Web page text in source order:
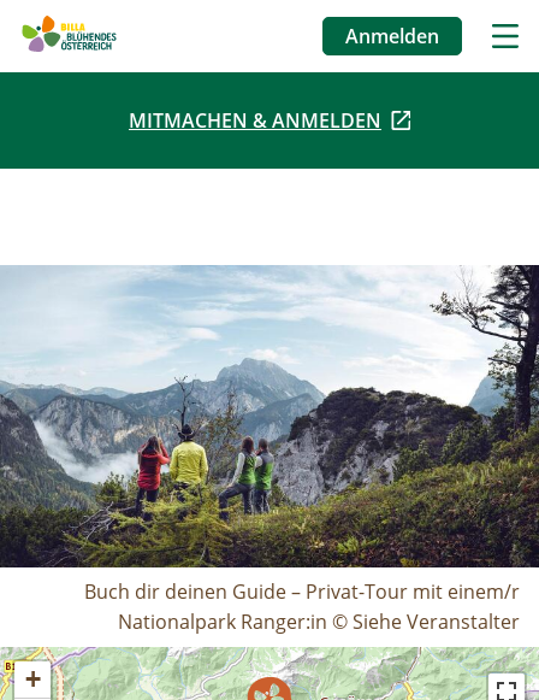
Direkt
Benutzermenü
Anmelden
MITMACHEN & ANMELDEN
Buch dir deinen Guide – Privat-Tour mit einem/r
Nationalpark Ranger:in © Siehe Veranstalter
+